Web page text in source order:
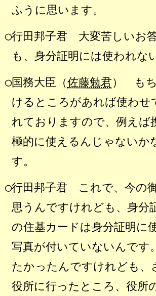
ふうに思います。
○行田邦子君 大変苦しいお
も、身分証明には使われな
○国務大臣（佐藤勉君） もち
けるところがあれば使わ
れておりますので、例えば
極的に使えるんじゃないか
す。
○行田邦子君 これで、今の
思うんですけれども、身分
の住基カードは身分証明に
写真が付いていないんです
たかったんですけれども
役所に行ったところ、役所